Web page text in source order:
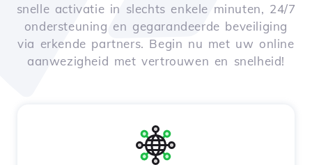
snelle activatie in slechts enkele minuten, 24/7
ondersteuning en gegarandeerde beveiliging
via erkende partners. Begin nu met uw online
aanwezigheid met vertrouwen en snelheid!